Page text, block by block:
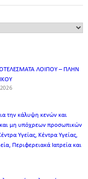
ΛΟΙΠΟΥ – ΠΛΗΝ
την κάλυψη κενών και
μη υπόχρεων προσωπικών
Υγείας, Κέντρα Υγείας,
Περιφερειακά Ιατρεία και